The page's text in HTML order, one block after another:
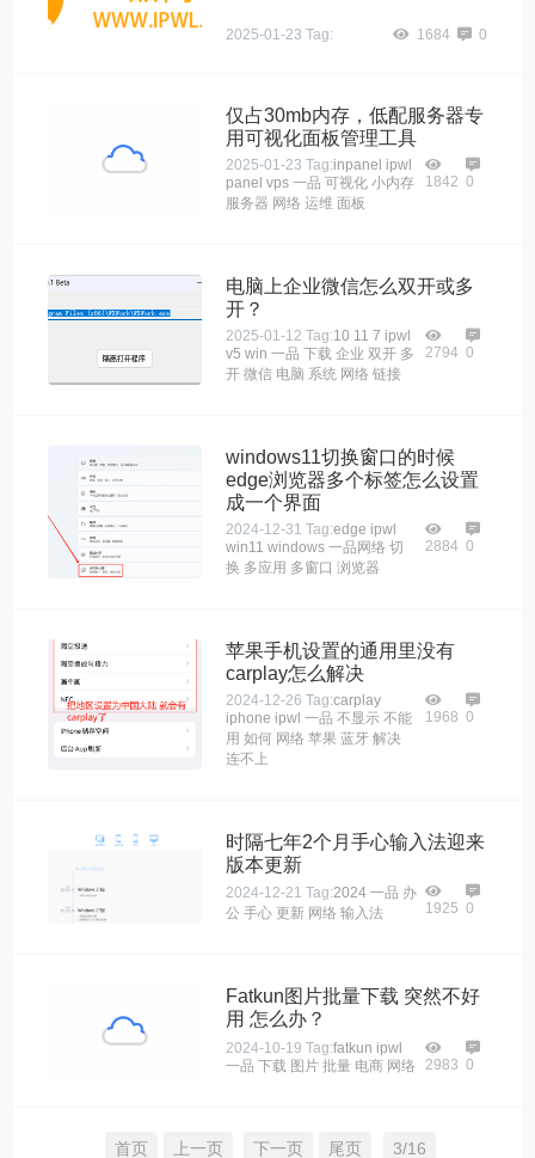
2025-01-23 Tag: 1684 0
仅占30mb内存，低配服务器专
用可视化面板管理工具
2025-01-23 Tag:inpanel ipwl
panel vps 一品 可视化 小内存
服务器 网络 运维 面板
1842 0
电脑上企业微信怎么双开或多
开？
2025-01-12 Tag:10 11 7 ipwl
v5 win 一品 下载 企业 双开 多
开 微信 电脑 系统 网络 链接
2794 0
windows11切换窗口的时候
edge浏览器多个标签怎么设置
成一个界面
2024-12-31 Tag:edge ipwl
win11 windows 一品网络 切
换 多应用 多窗口 浏览器
2884 0
苹果手机设置的通用里没有
carplay怎么解决
2024-12-26 Tag:carplay
iphone ipwl 一品 不显示 不能
用 如何 网络 苹果 蓝牙 解决
连不上
1968 0
时隔七年2个月手心输入法迎来
版本更新
2024-12-21 Tag:2024 一品 办
公 手心 更新 网络 输入法 1925 0
Fatkun图片批量下载 突然不好
用 怎么办？
2024-10-19 Tag:fatkun ipwl
一品 下载 图片 批量 电商 网络 2983 0
首页 上一页 下一页 尾页 3/16